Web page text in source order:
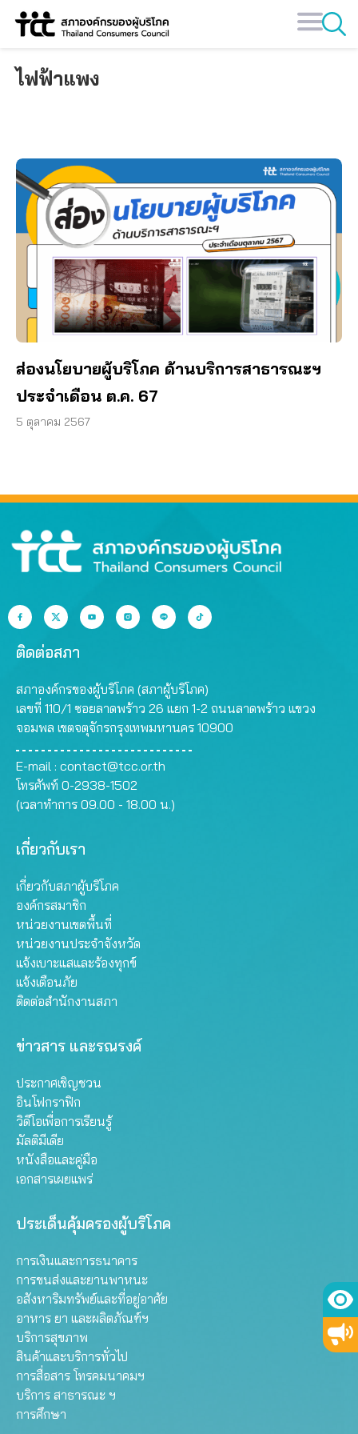
Skip
ไฟฟ้าแพง
ส่องนโยบายผู้บริโภค ด้านบริการสาธารณะฯ
ประจำเดือน ต.ค. 67
5 ตุลาคม 2567
ติดต่อสภา
สภาองค์กรของผู้บริโภค (สภาผู้บริโภค)
เลขที่ 110/1 ซอยลาดพร้าว 26 แยก 1-2 ถนนลาดพร้าว แขวง
จอมพล เขตจตุจักรกรุงเทพมหานคร 10900
E-mail : contact@tcc.or.th
โทรศัพท์ 0-2938-1502
(เวลาทำการ 09.00 - 18.00 น.)
เกี่ยวกับเรา
เกี่ยวกับสภาผู้บริโภค
องค์กรสมาชิก
หน่วยงานเขตพื้นที่
หน่วยงานประจำจังหวัด
แจ้งเบาะแสและร้องทุกข์
แจ้งเตือนภัย
ติดต่อสำนักงานสภา
ข่าวสาร และรณรงค์
ประกาศเชิญชวน
อินโฟกราฟิก
วิดีโอเพื่อการเรียนรู้
มัลติมีเดีย
หนังสือและคู่มือ
เอกสารเผยแพร่
ประเด็นคุ้มครองผู้บริโภค
การเงินและการธนาคาร
การขนส่งและยานพาหนะ
อสังหาริมทรัพย์และที่อยู่อาศัย
อาหาร ยา และผลิตภัณฑ์ฯ
บริการสุขภาพ
สินค้าและบริการทั่วไป
การสื่อสาร โทรคมนาคมฯ
บริการ สาธารณะ ฯ
การศึกษา